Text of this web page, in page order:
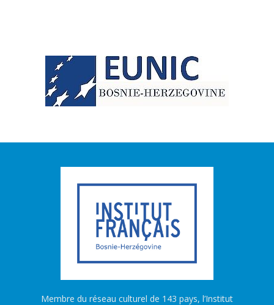
Membre du réseau culturel de 143 pays, l’Institut